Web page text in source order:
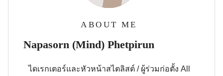
ABOUT ME
Napasorn (Mind) Phetpirun
ไดเรกเตอร์และหัวหน้าสไตลิสต์ / ผู้ร่วมก่อตั้ง All